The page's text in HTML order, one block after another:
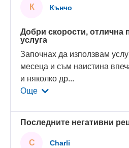
К Кънчо
Добри скорости, отлична
услуга
Започнах да използвам
месеца и съм наистина
и няколко др...
Още
Последните негативни
C Charli